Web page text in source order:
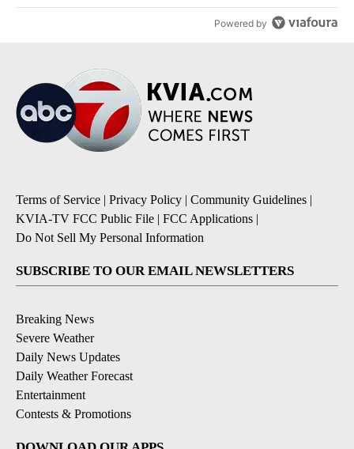
Powered by
Terms of Service | Privacy Policy | Community Guidelines |
KVIA-TV FCC Public File | FCC Applications |
Do Not Sell My Personal Information
SUBSCRIBE TO OUR EMAIL NEWSLETTERS
Breaking News
Severe Weather
Daily News Updates
Daily Weather Forecast
Entertainment
Contests & Promotions